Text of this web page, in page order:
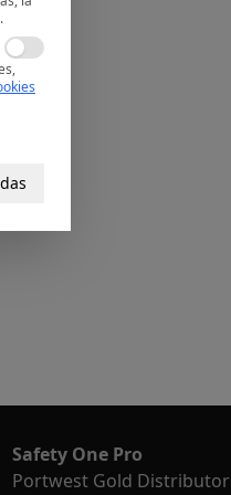
Safety One Pro
Portwest Gold Distributor
.